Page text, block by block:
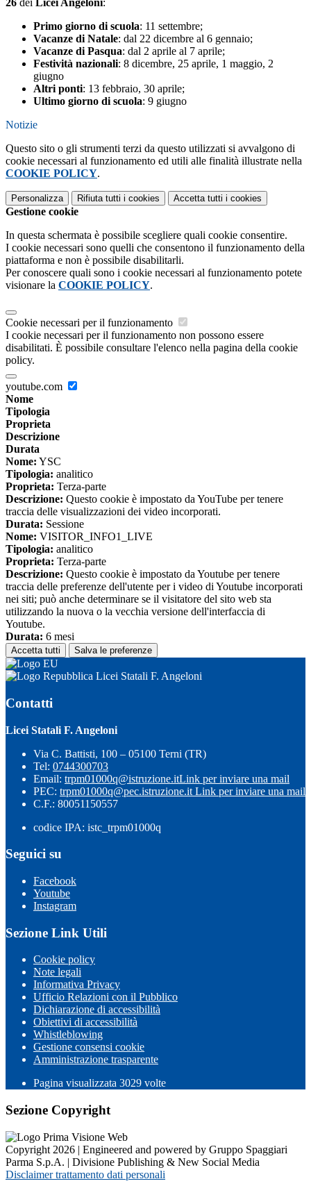
26 dei Licei Angeloni:
Primo giorno di scuola: 11 settembre;
Vacanze di Natale: dal 22 dicembre al 6 gennaio;
Vacanze di Pasqua: dal 2 aprile al 7 aprile;
Festività nazionali: 8 dicembre, 25 aprile, 1 maggio, 2
giugno
Altri ponti: 13 febbraio, 30 aprile;
Ultimo giorno di scuola: 9 giugno
Notizie
Questo sito o gli strumenti terzi da questo utilizzati si avvalgono di
cookie necessari al funzionamento ed utili alle finalità illustrate nella
COOKIE POLICY.
Personalizza Rifiuta tutti i cookies Accetta tutti i cookies
Gestione cookie
In questa schermata è possibile scegliere quali cookie consentire.
I cookie necessari sono quelli che consentono il funzionamento della
piattaforma e non è possibile disabilitarli.
Per conoscere quali sono i cookie necessari al funzionamento potete
visionare la COOKIE POLICY.
Cookie necessari per il funzionamento
I cookie necessari per il funzionamento non possono essere
disabilitati. È possibile consultare l'elenco nella pagina della cookie
policy.
youtube.com
Nome
Tipologia
Proprieta
Descrizione
Durata
Nome: YSC
Tipologia: analitico
Proprieta: Terza-parte
Descrizione: Questo cookie è impostato da YouTube per tenere
traccia delle visualizzazioni dei video incorporati.
Durata: Sessione
Nome: VISITOR_INFO1_LIVE
Tipologia: analitico
Proprieta: Terza-parte
Descrizione: Questo cookie è impostato da Youtube per tenere
traccia delle preferenze dell'utente per i video di Youtube incorporati
nei siti; può anche determinare se il visitatore del sito web sta
utilizzando la nuova o la vecchia versione dell'interfaccia di
Youtube.
Durata: 6 mesi
Accetta tutti Salva le preferenze
Licei Statali F. Angeloni
Contatti
Licei Statali F. Angeloni
Via C. Battisti, 100 – 05100 Terni (TR)
Tel: 0744300703
Email: trpm01000q@istruzione.itLink per inviare una mail
PEC: trpm01000q@pec.istruzione.it Link per inviare una mail
C.F.: 80051150557
codice IPA: istc_trpm01000q
Seguici su
Facebook
Youtube
Instagram
Sezione Link Utili
Cookie policy
Note legali
Informativa Privacy
Ufficio Relazioni con il Pubblico
Dichiarazione di accessibilità
Obiettivi di accessibilità
Whistleblowing
Gestione consensi cookie
Amministrazione trasparente
Pagina visualizzata 3029 volte
Sezione Copyright
Copyright 2026 | Engineered and powered by Gruppo Spaggiari
Parma S.p.A. | Divisione Publishing & New Social Media
Disclaimer trattamento dati personali